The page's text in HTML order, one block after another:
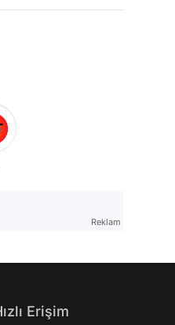
Reklam
Erişim